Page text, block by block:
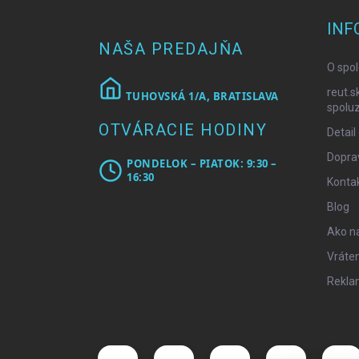
NAŠA PREDAJŇA
TUHOVSKÁ 1/A, BRATISLAVA
OTVÁRACIE HODINY
PONDELOK – PIATOK: 9:30 –
16:30
O
Blog
Ako